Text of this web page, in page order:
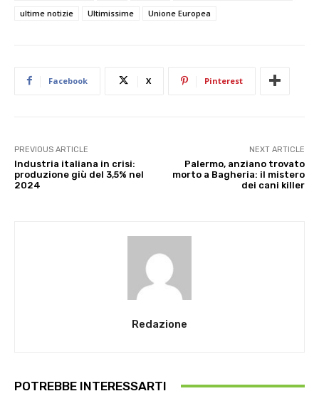
ultime notizie
Ultimissime Unione Europea
Facebook X Pinterest
PREVIOUS ARTICLE
Industria italiana in crisi:
produzione giù del 3,5% nel
2024
NEXT ARTICLE
Palermo, anziano trovato
morto a Bagheria: il mistero
dei cani killer
Redazione
POTREBBE INTERESSARTI